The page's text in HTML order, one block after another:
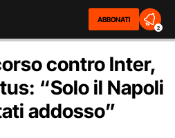
ABBONATI
2
contro Inter,
“Solo il Napoli
addosso”